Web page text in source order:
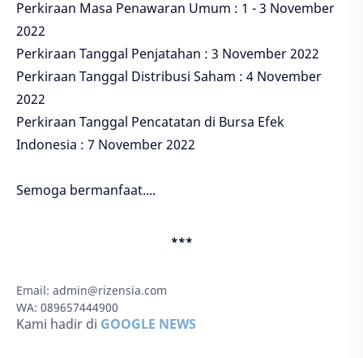
Perkiraan Masa Penawaran Umum : 1 - 3 November
2022
Perkiraan Tanggal Penjatahan : 3 November 2022
Perkiraan Tanggal Distribusi Saham : 4 November
2022
Perkiraan Tanggal Pencatatan di Bursa Efek
Indonesia : 7 November 2022
Semoga bermanfaat....
***
Email: admin@rizensia.com
WA: 089657444900
Kami hadir di GOOGLE NEWS